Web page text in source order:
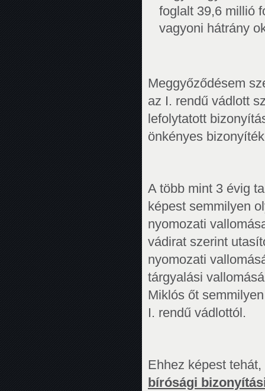
foglalt 39,6 millió
vagyoni hátrány
Meggyőződésem
az I. rendű vádlott
lefolytatott
önkényes
A több mint 3 évig
képest semmilyen
nyomozati
vádirat szerint
nyomozati
tárgyalási
Miklós őt
I. rendű vádlottól.
Ehhez képest
bírósági